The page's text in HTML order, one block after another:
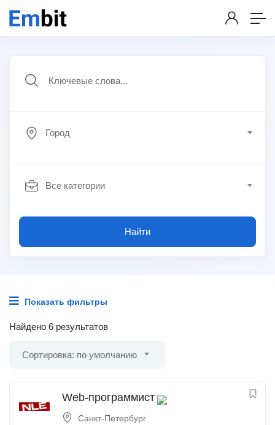
Город
Все категории
Найти
Показать фильтры
Найдено 6 результатов
Сортировка: по умолчанию
Web-программист
Санкт-Петербург